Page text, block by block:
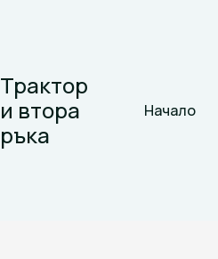
Трактор
и втора
ръка
Начало